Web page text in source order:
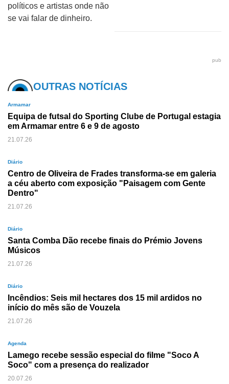
políticos e artistas onde não
se vai falar de dinheiro.
pub
OUTRAS NOTÍCIAS
Armamar
Equipa de futsal do Sporting Clube de Portugal estagia
em Armamar entre 6 e 9 de agosto
21.07.26
Diário
Centro de Oliveira de Frades transforma-se em galeria
a céu aberto com exposição "Paisagem com Gente
Dentro"
21.07.26
Diário
Santa Comba Dão recebe finais do Prémio Jovens
Músicos
21.07.26
Diário
Incêndios: Seis mil hectares dos 15 mil ardidos no
início do mês são de Vouzela
21.07.26
Agenda
Lamego recebe sessão especial do filme "Soco A
Soco" com a presença do realizador
20.07.26